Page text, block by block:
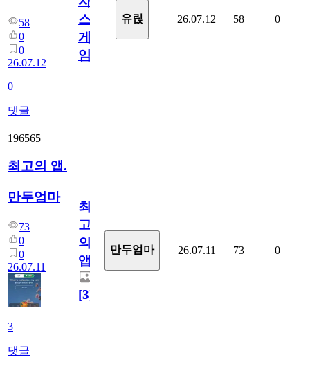
58
0
0
26.07.12
0
댓글
스
게
임?
유릱 26.07.12 58 0
196565
최고의 앱.
만두엄마
73
0
0
26.07.11
3
댓글
최
고
의
앱.
[3]
만두엄마 26.07.11 73 0